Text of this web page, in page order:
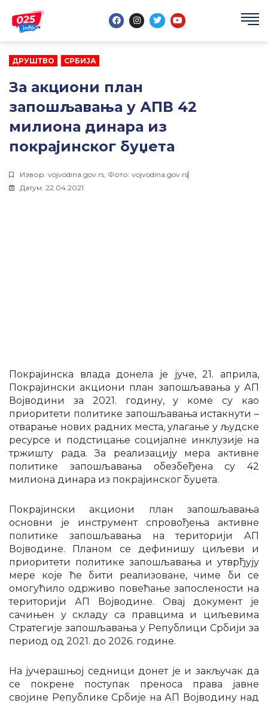
садржај
F
a
e
I
n
t
m
T
w
t
Y
o
t
ДРУШТВО СРБИЈА
За акциони план
запошљавања у АПВ 42
милиона динара из
покрајинског буџета
Извор: vojvodina.gov.rs, Фото: vojvodina.gov.rs
Датум: 22.04.2021
Покрајинска влада донела је јуче, 21. априла,
Покрајински акциони план запошљавања у АП
Војводини за 2021. годину, у коме су као
приоритети политике запошљавања истакнути –
отварање нових радних места, улагање у људске
ресурсе и подстицање социјалне инклузије на
тржишту рада. За реализацију мера активне
политике запошљавања обезбеђена су 42
милиона динара из покрајинског буџета.
Покрајински акциони план запошљавања
основни је инструмент спровођења активне
политике запошљавања на територији АП
Војводине. Планом се дефинишу циљеви и
приоритети политике запошљавања и утврђују
мере које ће бити реализоване, чиме би се
омогућило одрживо повећање запослености на
територији АП Војводине. Овај документ је
сачињен у складу са правцима и циљевима
Стратегије запошљавања у Републици Србији за
период од 2021. до 2026. године.
На јучерашњој седници донет је и закључак да
се покрене поступак преноса права јавне
својине Републике Србије на АП Војводину над